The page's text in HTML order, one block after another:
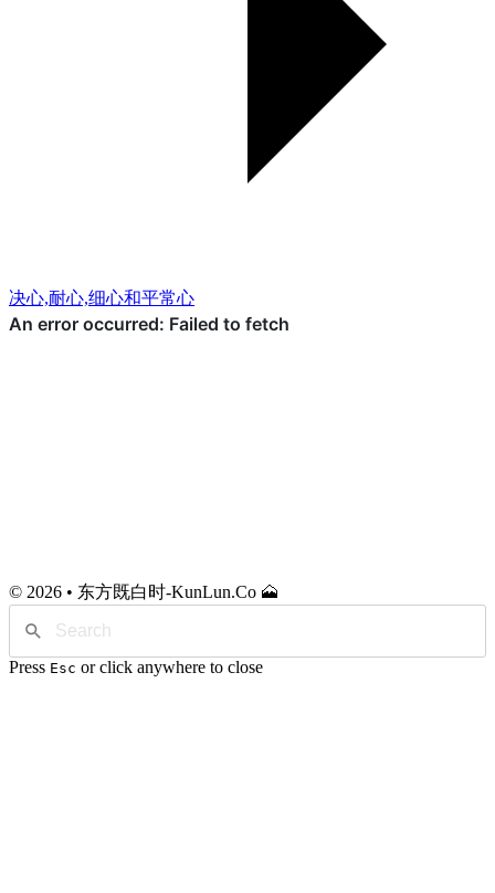
决心,耐心,细心和平常心
© 2026 • 东方既白时-KunLun.Co 🗻
Press Esc or click anywhere to close